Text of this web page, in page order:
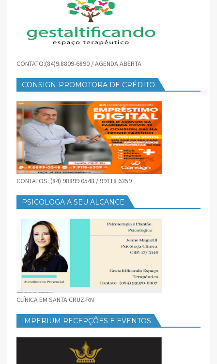
CONTATO:(84)9.8809-6890 / AGENDA ABERTA
CONSIGN-PROMOTORA DE CRÉDITO
CONTATOS: (84) 98899 0548 / 99118 6359
PSICOLOGA A SEU ALCANCE
CLÍNICA EM SANTA CRUZ-RN
IMPERIUM RECEPÇÕES E EVENTOS